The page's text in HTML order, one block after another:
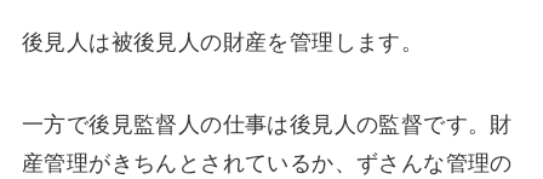
後見人は被後見人の財産を管理します。
一方で後見監督人の仕事は後見人の監督です。財
産管理がきちんとされているか、ずさんな管理の